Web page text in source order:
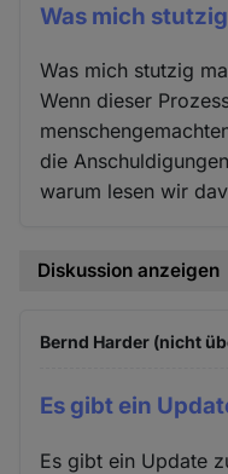
Was mich
Was mich stutzig
Wenn dieser
die
warum lesen wir
Diskussion anzeigen
Bernd Harder (nicht
Es gibt ein
Es gibt ein Update